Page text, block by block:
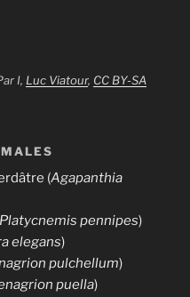
I, Luc Viatour, CC BY-SA
(Agapanthia
Platycnemis pennipes)
elegans)
pulchellum)
puella)